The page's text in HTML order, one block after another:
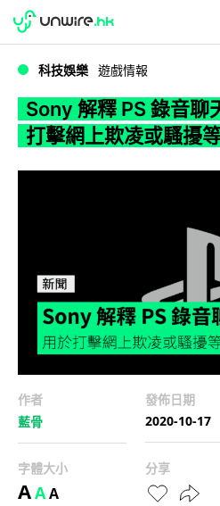
WWDC 2026
科技娛樂 遊戲情報
Sony 解釋 PS 錄音
打擊網上欺凌或騷擾
作者
藍骨
發佈日期
2020-10-17
字體大小
AAA
分享